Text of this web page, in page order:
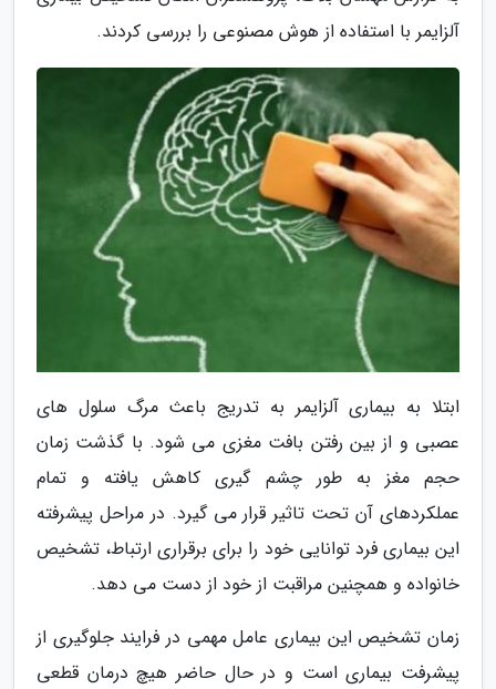
آلزایمر با استفاده از هوش مصنوعی را بررسی کردند.
ابتلا به بیماری آلزایمر به تدریج باعث مرگ سلول های
عصبی و از بین رفتن بافت مغزی می شود. با گذشت زمان
حجم مغز به طور چشم گیری کاهش یافته و تمام
عملکردهای آن تحت تاثیر قرار می گیرد. در مراحل پیشرفته
این بیماری فرد توانایی خود را برای برقراری ارتباط، تشخیص
خانواده و همچنین مراقبت از خود از دست می دهد.
زمان تشخیص این بیماری عامل مهمی در فرایند جلوگیری از
پیشرفت بیماری است و در حال حاضر هیچ درمان قطعی